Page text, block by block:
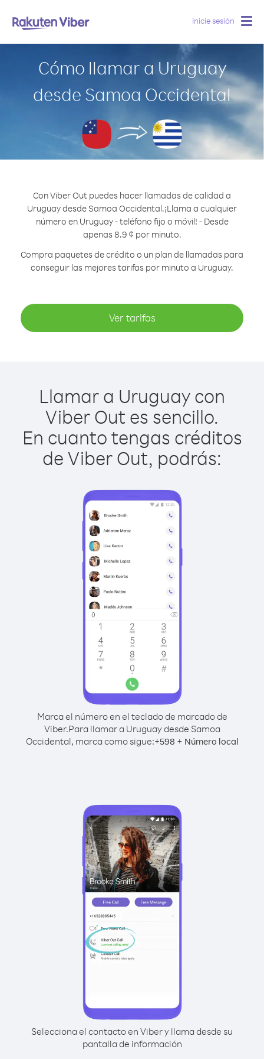
Inicie sesión
Cómo llamar a Uruguay
desde Samoa Occidental
Con Viber Out puedes hacer llamadas de calidad a
Uruguay desde Samoa Occidental.¡Llama a cualquier
número en Uruguay - teléfono fijo o móvil! - Desde
apenas 8.9 ¢ por minuto.
Compra paquetes de crédito o un plan de llamadas para
conseguir las mejores tarifas por minuto a Uruguay.
Ver tarifas
Llamar a Uruguay con
Viber Out es sencillo.
En cuanto tengas créditos
de Viber Out, podrás:
Marca el número en el teclado de marcado de
Viber.Para llamar a Uruguay desde Samoa
Occidental, marca como sigue:+598 + Número local
Selecciona el contacto en Viber y llama desde su
pantalla de información